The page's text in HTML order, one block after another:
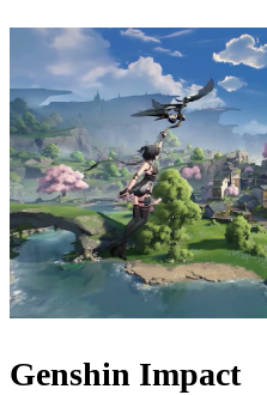
Genshin Impact